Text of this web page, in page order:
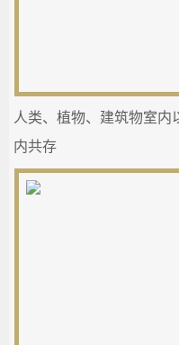
人类、植物、建筑物室内
内共存